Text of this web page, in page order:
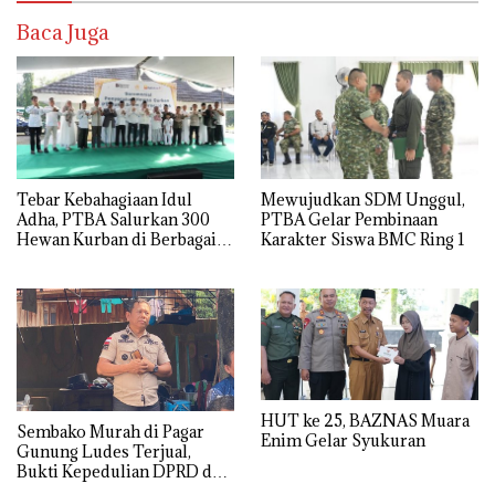
Baca Juga
Tebar Kebahagiaan Idul
Adha, PTBA Salurkan 300
Hewan Kurban di Berbagai
Mewujudkan SDM Unggul,
PTBA Gelar Pembinaan
Karakter Siswa BMC Ring 1
Sembako Murah di Pagar
Gunung Ludes Terjual,
Bukti Kepedulian DPRD dan
HUT ke 25, BAZNAS Muara
Enim Gelar Syukuran